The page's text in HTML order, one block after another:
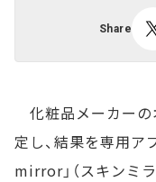
Share
化粧品メーカーの
定し、結果を専用
mirror」（スキンミ